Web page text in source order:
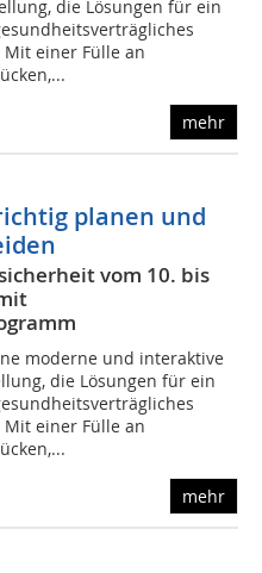
die Lösungen für ein
einer Fülle an
mehr
planen und
vom 10. bis
moderne und interaktive
die Lösungen für ein
einer Fülle an
mehr